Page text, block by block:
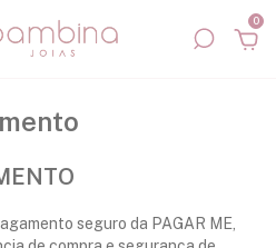
0
seguro da PAGAR ME,